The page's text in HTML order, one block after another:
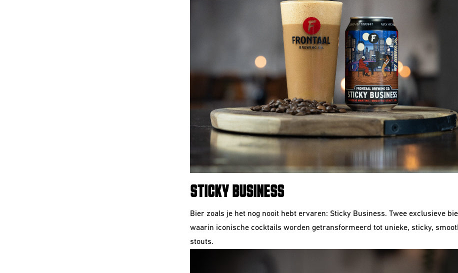
STICKY BUSINESS
Bier zoals je het nog nooit hebt ervaren: Sticky Business. Twee exclusieve
waarin iconische cocktails worden getransformeerd tot unieke, sticky,
stouts.